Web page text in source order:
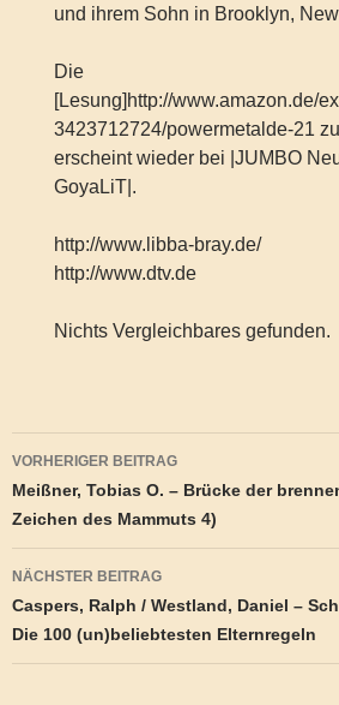
und ihrem Sohn in Brooklyn,
Die
[Lesung]http://www.amazon.de/
3423712724/powermetalde-21
erscheint wieder bei |JUMBO
GoyaLiT|.
http://www.libba-bray.de/
http://www.dtv.de
Nichts Vergleichbares gefunden.
Beitragsnavigation
VORHERIGER BEITRAG
Meißner, Tobias O. – Brücke der
Zeichen des Mammuts 4)
NÄCHSTER BEITRAG
Caspers, Ralph / Westland, Daniel –
Die 100 (un)beliebtesten Elternregeln